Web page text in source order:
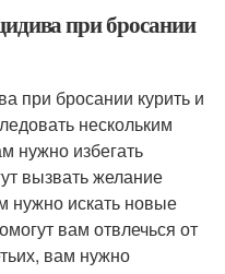
при бросании
при бросании курить и
нескольким
нужно избегать
вызвать желание
нужно искать новые
вам отвлечься от
вам нужно